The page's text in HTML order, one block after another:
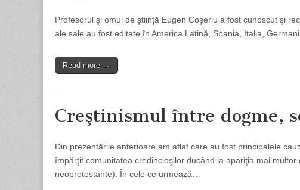
Profesorul şi omul de ştiinţă Eugen Coşeriu a fost cunoscut şi
ale sale au fost editate în America Latină, Spania, Italia,
Read more →
Creştinismul între dogme,
Din prezentările anterioare am aflat care au fost principalele
împărţit comunitatea credincioşilor ducând la apariţia mai
neoprotestante). În cele ce urmează…